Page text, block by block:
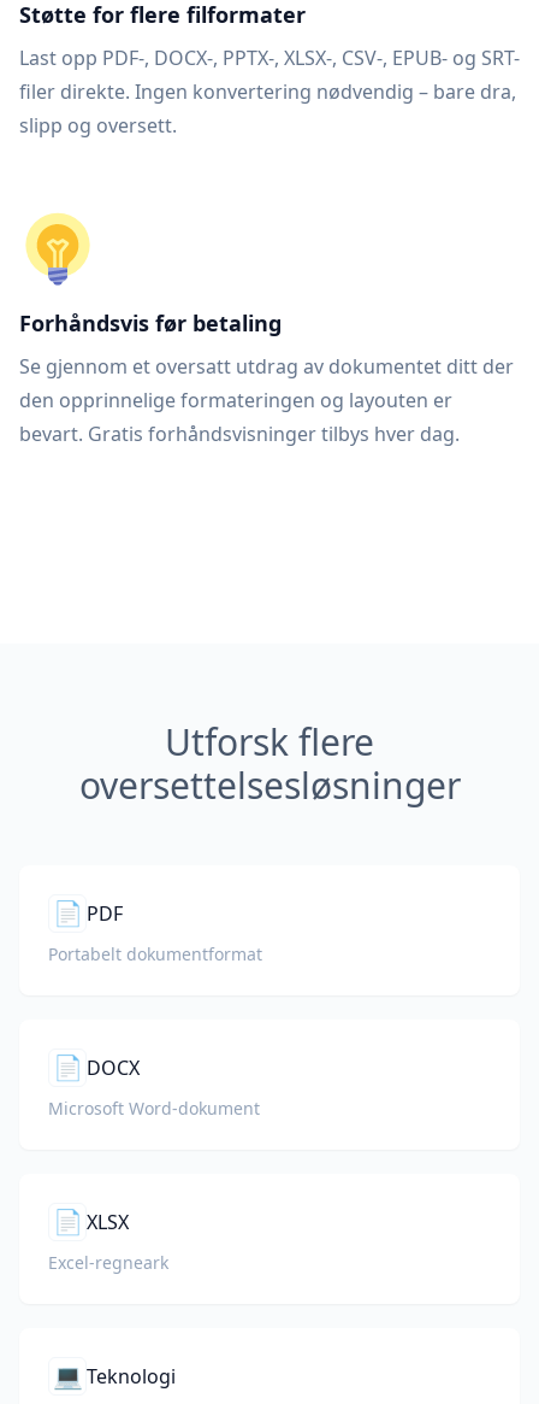
Støtte for flere filformater
Last opp PDF-, DOCX-, PPTX-, XLSX-, CSV-, EPUB- og SRT-
filer direkte. Ingen konvertering nødvendig – bare dra,
slipp og oversett.
Forhåndsvis før betaling
Se gjennom et oversatt utdrag av dokumentet ditt der
den opprinnelige formateringen og layouten er
bevart. Gratis forhåndsvisninger tilbys hver dag.
Utforsk flere
oversettelsesløsninger
📄 PDF
Portabelt dokumentformat
📄 DOCX
Microsoft Word-dokument
📄 XLSX
Excel-regneark
💻 Teknologi